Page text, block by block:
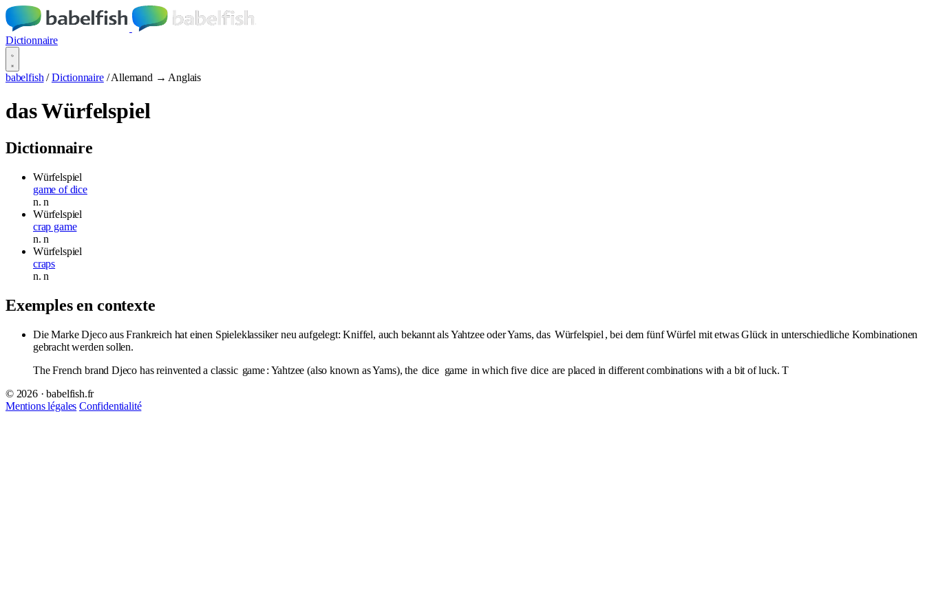
Dictionnaire
babelfish / Dictionnaire / Allemand → Anglais
das Würfelspiel
Dictionnaire
Würfelspiel
game of dice
n.n
Würfelspiel
crap game
n.n
Würfelspiel
craps
n.n
Exemples en contexte
Die Marke Djeco aus Frankreich hat einen Spieleklassiker neu aufgelegt: Kniffel, auch bekannt als Yahtzee oder Yams, das Würfelspiel , bei dem fünf Würfel mit etwas Glück in unterschiedliche Kombinationen
gebracht werden sollen.
The French brand Djeco has reinvented a classic game: Yahtzee (also known as Yams), the dice game in which five dice are placed in different combinations with a bit of luck. T
© 2026 · babelfish.fr
Mentions légales Confidentialité